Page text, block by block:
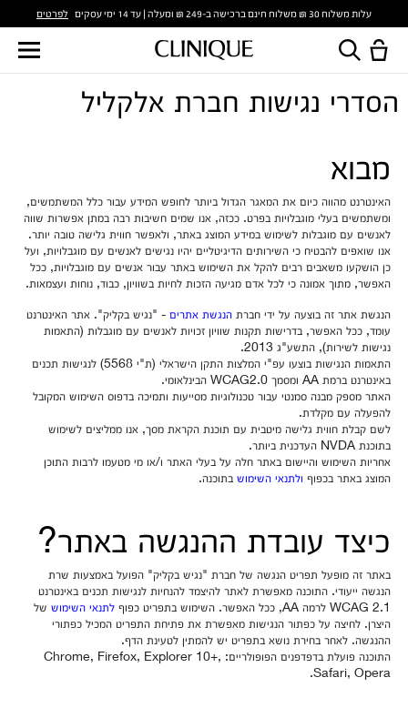
עלות משלוח 30 ₪ משלוח חינם ברכישה ב-249 ₪ ומעלה | עד 14 ימי עסקים לפרטים
הסדרי נגישות חברת אלקליל
מבוא
האינטרנט מהווה כיום את המאגר הגדול ביותר לחופש המידע עבור כלל המשתמשים,
ומשתמשים בעלי מוגבלויות בפרט. ככזה, אנו שמים חשיבות רבה במתן אפשרות שווה
לאנשים עם מוגבלות לשימוש במידע המוצג באתר, ולאפשר חווית גלישה טובה יותר.
אנו שואפים להבטיח כי השירותים הדיגיטליים יהיו נגישים לאנשים עם מוגבלויות, ועל
כן הושקעו משאבים רבים להקל את השימוש באתר עבור אנשים עם מוגבלויות, ככל
האפשר, מתוך אמונה כי לכל אדם מגיעה הזכות לחיות בשוויון, כבוד, נוחות ועצמאות.
הנגשת אתר זה בוצעה על ידי חברת הנגשת אתרים- "נגיש בקליק". אתר האינטרנט
עומד, ככל האפשר, בדרישות תקנות שוויון זכויות לאנשים עם מוגבלות (התאמות
נגישות לשירות), התשע"ג 2013.
התאמות הנגישות בוצעו עפ"י המלצות התקן הישראלי (ת"י 5568) לנגישות תכנים
באינטרנט ברמת AA ומסמך WCAG2.0 הבינלאומי.
האתר מספק מבנה סמנטי עבור טכנולוגיות מסייעות ותמיכה בדפוס השימוש המקובל
להפעלה עם מקלדת.
לשם קבלת חווית גלישה מיטבית עם תוכנת הקראת מסך, אנו ממליצים לשימוש
בתוכנת NVDA העדכנית ביותר.
אחריות השימוש והיישום באתר חלה על בעלי האתר ו/או מי מטעמו לרבות התוכן
המוצג באתר בכפוף ולתנאי השימושבתוכנה.
כיצד עובדת ההנגשה באתר?
באתר זה מופעל תפריט הנגשה של חברת "נגיש בקליק" הפועל באמצעות שרת
הנגשה ייעודי. התוכנה מאפשרת לאתר להיצמד להנחיות לנגישות תכנים באינטרנט
WCAG 2.1 לרמה AA, ככל האפשר. השימוש בתפריט כפוף
לתנאי השימוששל
היצרן. לחיצה על כפתור הנגישות מאפשרת את פתיחת התפריט המכיל כפתורי
ההנגשה. לאחר בחירת נושא בתפריט יש להמתין לטעינת הדף.
התוכנה פועלת בדפדפנים הפופולריים: Chrome, Firefox, Explorer 10+,
Safari, Opera.